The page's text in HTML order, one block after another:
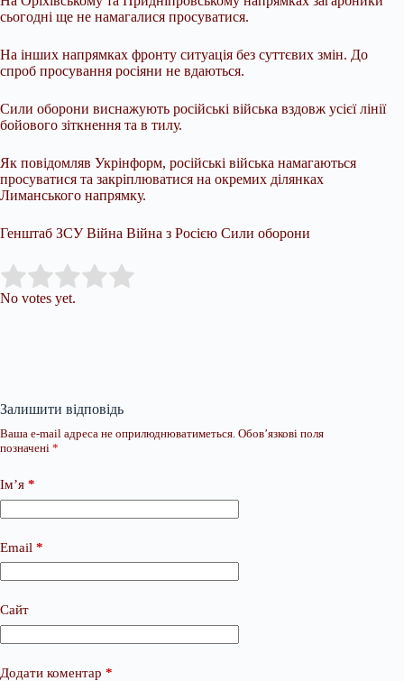
сьогодні ще не намагалися просуватися.
На інших напрямках фронту ситуація без суттєвих змін. До
спроб просування росіяни не вдаються.
Сили оборони виснажують російські війська вздовж усієї лінії
бойового зіткнення та в тилу.
Як повідомляв Укрінформ, російські війська намагаються
просуватися та закріплюватися на окремих ділянках
Лиманського напрямку.
Генштаб ЗСУ Війна Війна з Росією Сили оборони
Rate this item:
No votes yet.
Залишити відповідь
Ваша e-mail адреса не оприлюднюватиметься. Обов’язкові поля
позначені *
Ім’я *
Email *
Сайт
Додати коментар *